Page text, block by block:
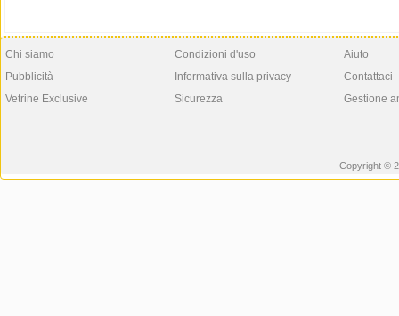
Chi siamo
Pubblicità
Vetrine Exclusive
Condizioni d'uso
Informativa sulla privacy
Sicurezza
Aiuto
Contattaci
Gestione
Copyright ©